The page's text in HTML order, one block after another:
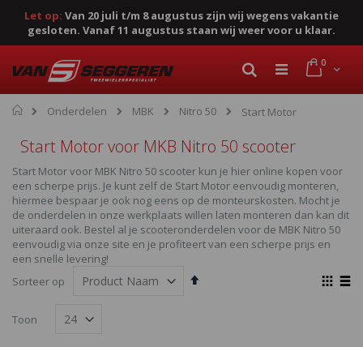
Let op: Van 20 juli t/m 8 augustus zijn wij wegens vakantie
gesloten. Vanaf 11 augustus staan wij weer voor u klaar.
naar
de
inhoud
Cart
0
Zoek
Home
Onderdelen MBK Nitro 50 Start Motor
Start Motor voor MKB Nitro 50 scooter
Start Motor voor MBK Nitro 50 scooter kun je hier online kopen voor
een scherpe prijs. Je kunt zelf de Start Motor eenvoudig monteren,
hiermee bespaar je ook nog eens op de monteurskosten. Mocht je
de onderdelen in onze werkplaats willen laten monteren dan kan dit
uiteraard ook. Bestel al je scooteronderdelen voor de MBK Nitro 50
eenvoudig via onze site en je profiteert van een scherpe prijs en
een snelle levering!
Sorteer op
Van
Toon